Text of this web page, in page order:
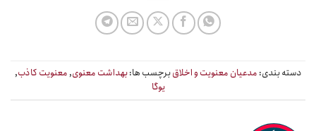
دسته بندی: مدعیان معنویت و اخلاقبرچسب ها:بهداشت معنوی,معنویت کاذب,
یوگا